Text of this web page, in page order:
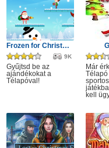
Frozen for Christmas
9K
Gyűjtsd be az
ajándékokat a
Télapóval!
Már
kell